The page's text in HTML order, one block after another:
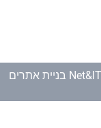
Net&IT בניית אתרים